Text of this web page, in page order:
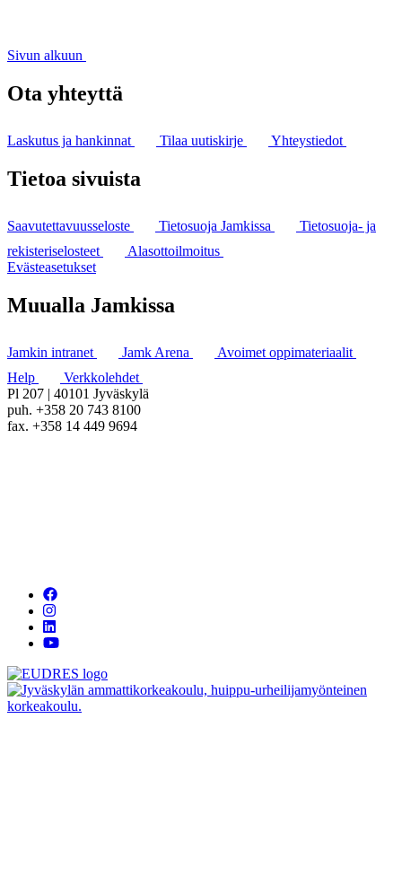
Sivun alkuun
Ota yhteyttä
Laskutus ja hankinnat Tilaa uutiskirje Yhteystiedot
Tietoa sivuista
Saavutettavuusseloste Tietosuoja Jamkissa
Tietosuoja- ja
rekisteriselosteet
Alasottoilmoitus
Evästeasetukset
Muualla Jamkissa
Jamkin intranet Jamk Arena
Avoimet oppimateriaalit
Help
Verkkolehdet
Pl 207 | 40101 Jyväskylä
puh. +358 20 743 8100
fax. +358 14 449 9694